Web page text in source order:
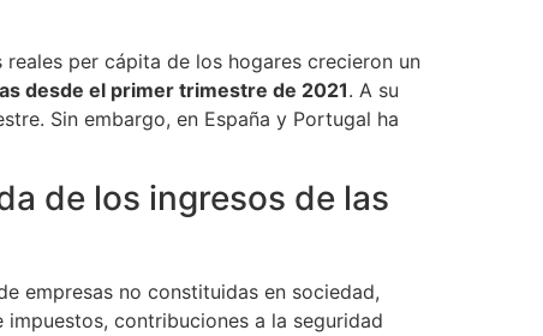
per cápita de los hogares crecieron un
desde el primer trimestre de 2021. A su
Sin embargo, en España y Portugal ha
de los ingresos de las
empresas no constituidas en sociedad,
contribuciones a la seguridad